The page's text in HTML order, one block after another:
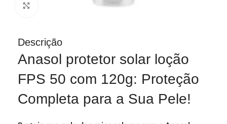
Clique para ampliar
Descrição
Anasol protetor solar loção
FPS 50 com 120g: Proteção
Completa para a Sua Pele!